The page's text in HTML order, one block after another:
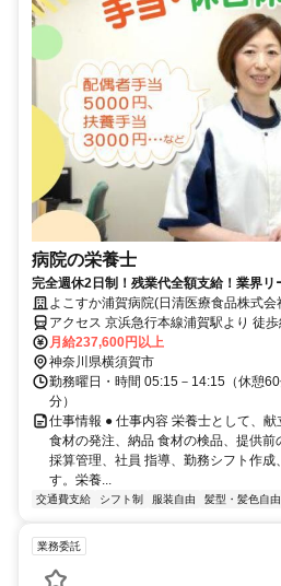
病院の栄養士
完全週休2日制！残業代全額支給！業界リ
ませんか？！
よこすか浦賀病院(日清医療食品株式会
アクセス 京浜急行本線浦賀駅より 徒
月給237,600円以上
神奈川県横須賀市
勤務曜日・時間 05:15－14:15（休憩
分）
仕事情報 ● 仕事内容 栄養士として、献
食材の発注、納品 食材の検品、提供前
採算管理、社員 指導、勤務シフト作成
す。栄養...
交通費支給 シフト制 服装自由 髪型・髪色自由
業務委託